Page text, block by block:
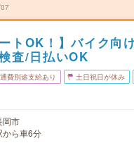
トOK！】バイク向
査/日払いOK
費別途支給あり 土日祝日が休み
岡市
から車6分